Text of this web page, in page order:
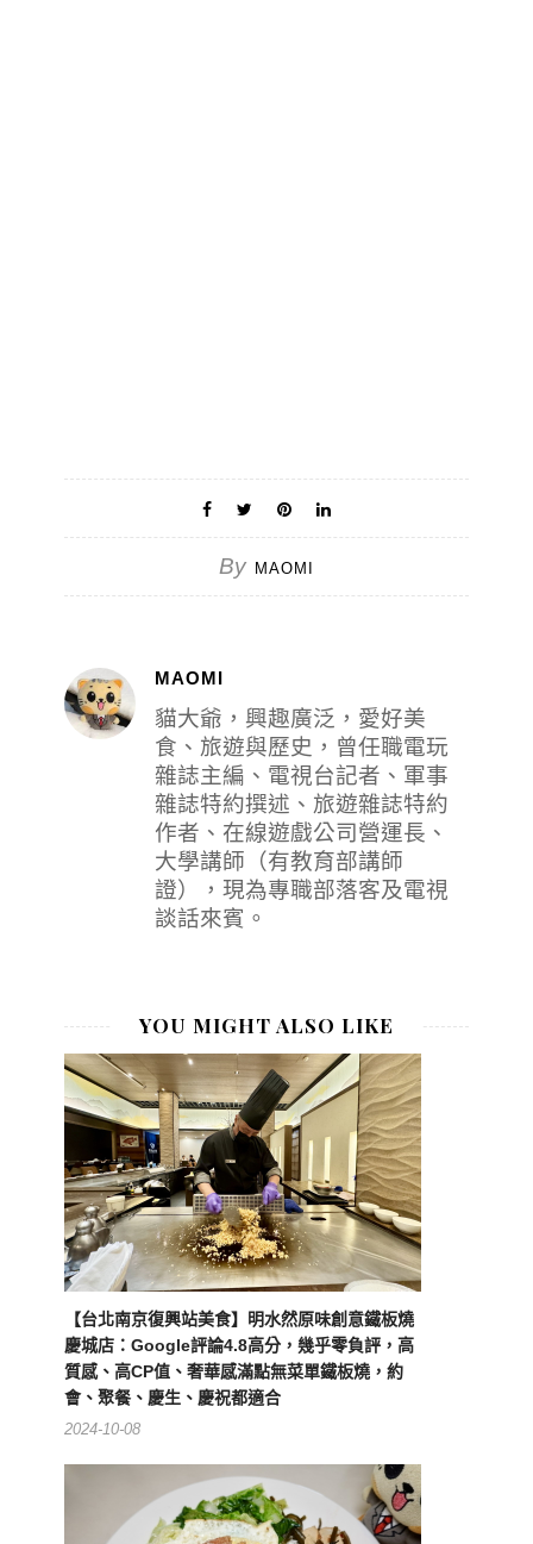
By MAOMI
MAOMI
貓大爺，興趣廣泛，愛好美
食、旅遊與歷史，曾任職電玩
雜誌主編、電視台記者、軍事
雜誌特約撰述、旅遊雜誌特約
作者、在線遊戲公司營運長、
大學講師（有教育部講師
證），現為專職部落客及電視
談話來賓。
YOU MIGHT ALSO LIKE
【台北南京復興站美食】明水然原味創意鐵板燒
慶城店：Google評論4.8高分，幾乎零負評，高
質感、高CP值、奢華感滿點無菜單鐵板燒，約
會、聚餐、慶生、慶祝都適合
2024-10-08